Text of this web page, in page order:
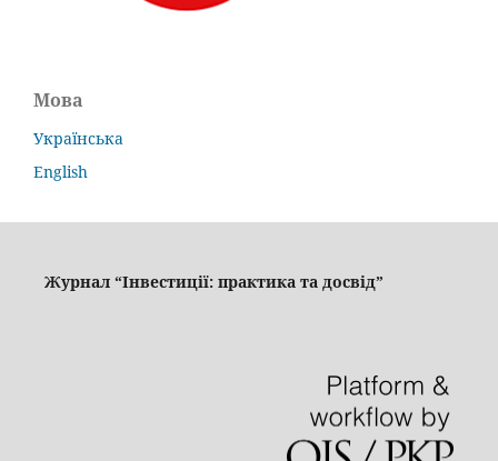
Мова
Українська
English
Журнал “Інвестиції: практика та досвід”